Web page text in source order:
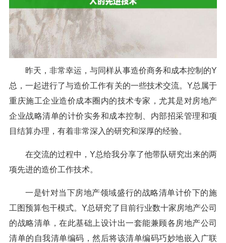
昨天，非常幸运，与同样从事造价商务和成本控制的Y
总，一起进行了与造价工作有关的一些技术交流。Y总属于
重庆施工企业造价成本圈内的技术专家，尤其是对房地产
企业战略清单的计价实务和成本控制、内部招采管理和项
目结算办理，有着非常深入的研究和深厚的经验。
在交流的过程中，Y总给我分享了他带队研究出来的两
项先进的造价工作技术。
一是针对当下房地产领域盛行的战略清单计价下的施
工图预算包干模式。Y总研究了目前行业数十家房地产公司
的战略清单，在此基础上设计出一套能兼顾各房地产公司
清单的自我清单编码，然后将该清单编码巧妙地嵌入广联